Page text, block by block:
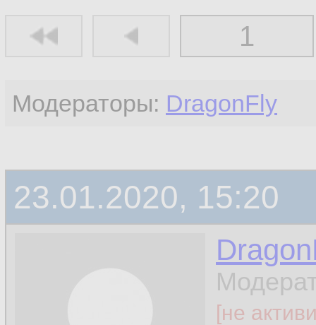
1
Модераторы: DragonFly
23.01.2020, 15:20
[не